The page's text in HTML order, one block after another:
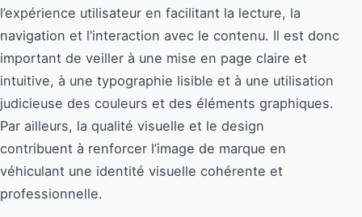
l’expérience utilisateur en facilitant la lecture, la
navigation et l’interaction avec le contenu. Il est donc
important de veiller à une mise en page claire et
intuitive, à une typographie lisible et à une utilisation
judicieuse des couleurs et des éléments graphiques.
Par ailleurs, la qualité visuelle et le design
contribuent à renforcer l’image de marque en
véhiculant une identité visuelle cohérente et
professionnelle.